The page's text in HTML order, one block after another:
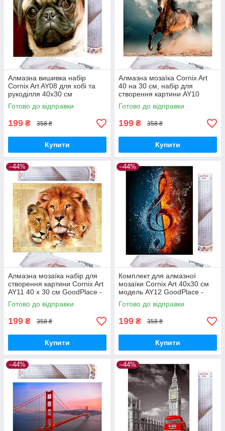
Алмазна вишивка набір
Cornix Art AY08 для хобі та
рукоділля 40x30 см
GoodPlace -worry-free-
shopping-
Готово до відправки
199 ₴ 358 ₴
Купити
Алмазна мозаїка Cornix Art
40 на 30 см, набір для
створення картини AY10
GoodPlace -worry-free-
shopping-
Готово до відправки
199 ₴ 358 ₴
Купити
–44%
Алмазна мозаїка набір для
створення картини Cornix Art
AY11 40 x 30 см GoodPlace -
worry-free-shopping-
Готово до відправки
199 ₴ 358 ₴
Купити
–44%
Комплект для алмазної
мозаїки Cornix Art 40x30 см
модель AY12 GoodPlace -
worry-free-shopping-
Готово до відправки
199 ₴ 358 ₴
Купити
–44% –44%